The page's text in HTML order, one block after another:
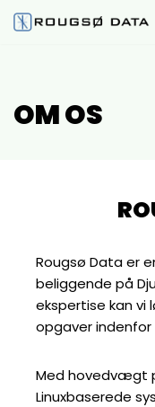
OM OS
Rougsø Data er
beliggende på
ekspertise kan vi
opgaver indenfor
Med hovedvægt
Linuxbaserede